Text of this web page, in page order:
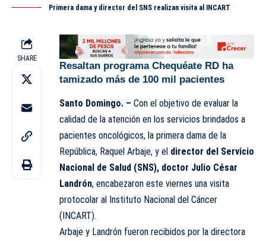
Primera dama y director del SNS realizan visita al INCART
SHARE
Resaltan programa Chequéate RD ha
tamizado más de 100 mil pacientes
Santo Domingo. – Con el objetivo de evaluar la
calidad de la atención en los servicios brindados a
pacientes oncológicos, la primera dama de la
República, Raquel Arbaje, y el director del Servicio
Nacional de Salud (SNS), doctor Julio César
Landrón, encabezaron este viernes una visita
protocolar al Instituto Nacional del Cáncer
(INCART).
Arbaje y Landrón fueron recibidos por la directora